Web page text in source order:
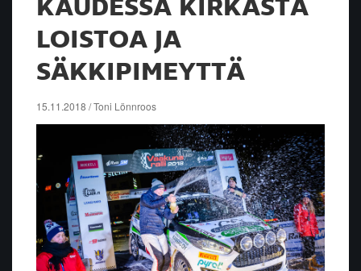
KAUDESSA KIRKASTA
LOISTOA JA
SÄKKIPIMEYTTÄ
15.11.2018 / Toni Lönnroos